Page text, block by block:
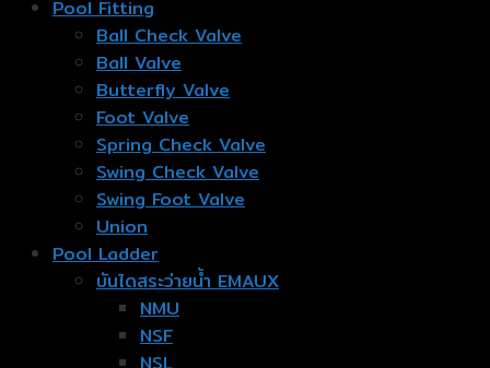
Pool Fitting
Ball Check Valve
Ball Valve
Butterfly Valve
Foot Valve
Spring Check Valve
Swing Check Valve
Swing Foot Valve
Union
Pool Ladder
บันไดสระว่ายน้ำ EMAUX
NMU
NSF